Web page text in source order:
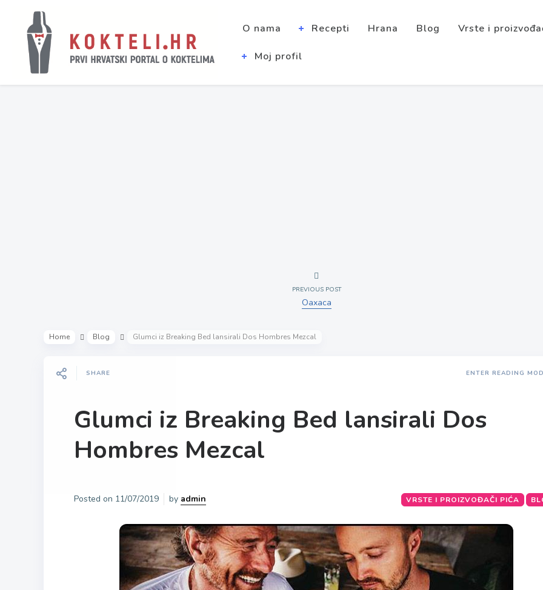
O nama Recepti Hrana Blog Vrste i
Moj profil
PREVIOUS POST
Oaxaca
Home Blog Glumci iz Breaking Bed lansirali Dos Hombres Mezcal
SHARE ENTER READING
Glumci iz Breaking Bed lansirali Dos
Hombres Mezcal
Posted on 11/07/2019 by admin VRSTE I PROIZVOĐAČI PIĆA